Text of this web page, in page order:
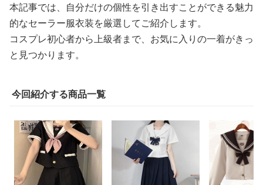
本記事では、自分だけの個性を引き出すことができる魅力
的なセーラー服衣装を厳選してご紹介します。
コスプレ初心者から上級者まで、お気に入りの一着がきっ
と見つかります。
今回紹介する商品一覧